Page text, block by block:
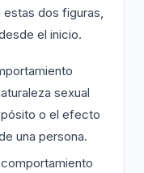
dos figuras,
el inicio.
sexual
o el efecto
una persona.
comportamiento